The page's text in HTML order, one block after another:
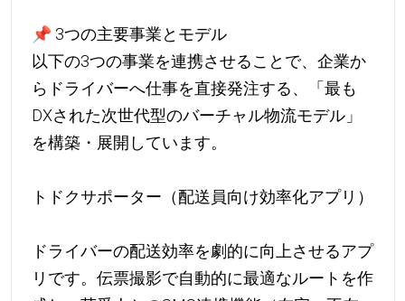
📌 3つの主要事業とモデル
以下の3つの事業を連携させることで、企業か
らドライバーへ仕事を直接発注する、「最も
DXされた次世代型のバーチャル物流モデル」
を構築・展開しています。
トドクサポーター（配送員向け効率化アプリ）
ドライバーの配送効率を劇的に向上させるアプ
リです。伝票撮影で自動的に最適なルートを作